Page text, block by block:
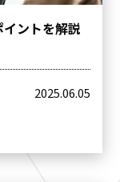
ントを解説
2025.06.05